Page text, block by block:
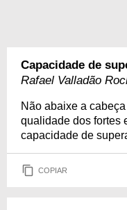
Capacidade de
Rafael Valladão
Não abaixe a
qualidade dos fortes
capacidade de
COPIAR